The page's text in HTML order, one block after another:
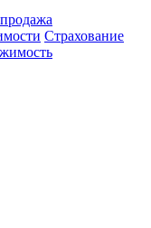
Страхование